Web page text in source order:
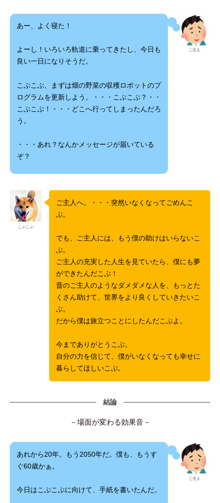
ご主人
あー、よく寝た！
よーし！いろいろ軌道に乗ってきたし、今日も
良い一日になりそうだ。
こぶこぶ、まずは畑の野菜の収穫ロボットのプ
ログラムを更新しよう。・・・こぶこぶ？・・
こぶこぶ！・・・どこへ行ってしまったんだろ
う。
・・・あれ？なんかメッセージが届いている
ぞ？
こぶこぶ
ご主人へ。・・・突然いなくなってごめんこ
ぶ。
でも、ご主人には、もう僕の助けはいらないこ
ぶ。
ご主人の充実した人生を見ていたら、僕にも夢
ができたんだこぶ！
昔のご主人のようなダメダメな人を、もっとた
くさん助けて、世界をより良くしていきたいこ
ぶ。
だから僕は旅立つことにしたんだこぶよ。
今までありがとうこぶ。
自分の力を信じて、僕がいなくなっても幸せに
暮らしてほしいこぶ。
結論
－場面が変わる効果音－
ご主人
あれから20年。もう2050年だ。僕も、もうす
ぐ60歳かぁ。
今日はこぶこぶに向けて、手紙を書いたんだ。